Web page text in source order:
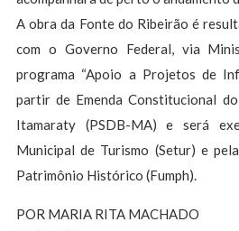
A obra da Fonte do Ribeirão é
com o Governo Federal, via
programa “Apoio a Projetos de
partir de Emenda Constitucional
Itamaraty (PSDB-MA) e será
Municipal de Turismo (Setur) e
Patrimônio Histórico (Fumph).
POR MARIA RITA MACHADO